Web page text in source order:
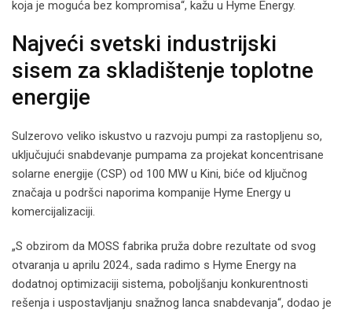
koja je moguća bez kompromisa“, kažu u Hyme Energy.
Najveći svetski industrijski
sisem za skladištenje toplotne
energije
Sulzerovo veliko iskustvo u razvoju pumpi za rastopljenu so,
uključujući snabdevanje pumpama za projekat koncentrisane
solarne energije (CSP) od 100 MW u Kini, biće od ključnog
značaja u podršci naporima kompanije Hyme Energy u
komercijalizaciji.
„S obzirom da MOSS fabrika pruža dobre rezultate od svog
otvaranja u aprilu 2024., sada radimo s Hyme Energy na
dodatnoj optimizaciji sistema, poboljšanju konkurentnosti
rešenja i uspostavljanju snažnog lanca snabdevanja“, dodao je